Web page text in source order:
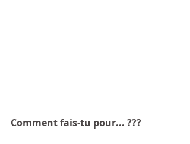
Comment fais-tu pour... ???